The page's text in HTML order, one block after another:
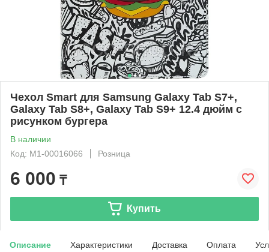
Чехол Smart для Samsung Galaxy Tab S7+,
Galaxy Tab S8+, Galaxy Tab S9+ 12.4 дюйм с
рисунком бургера
В наличии
Код: М1-00016066
Розница
6 000 ₸
Купить
Описание Характеристики Доставка Оплата